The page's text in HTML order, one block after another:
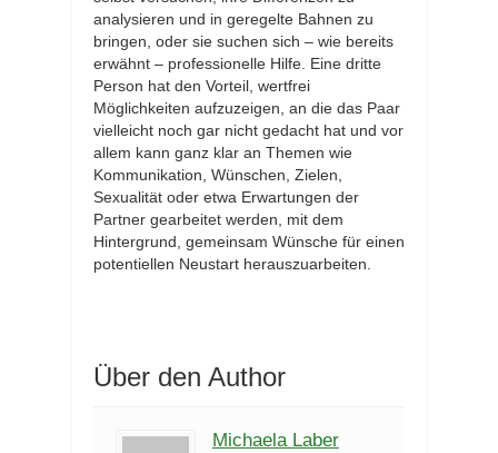
analysieren und in geregelte Bahnen zu
bringen, oder sie suchen sich – wie bereits
erwähnt – professionelle Hilfe. Eine dritte
Person hat den Vorteil, wertfrei
Möglichkeiten aufzuzeigen, an die das Paar
vielleicht noch gar nicht gedacht hat und vor
allem kann ganz klar an Themen wie
Kommunikation, Wünschen, Zielen,
Sexualität oder etwa Erwartungen der
Partner gearbeitet werden, mit dem
Hintergrund, gemeinsam Wünsche für einen
potentiellen Neustart herauszuarbeiten.
Über den Author
Michaela Laber